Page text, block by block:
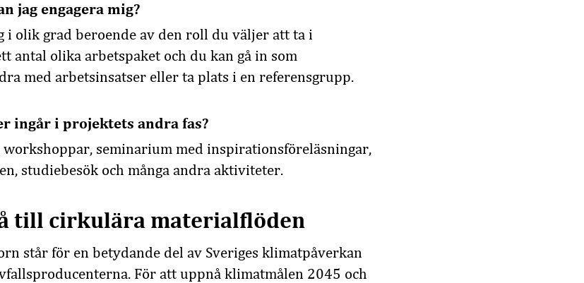
jag engagera mig?
i olik grad beroende av den roll du väljer att ta i
antal olika arbetspaket och du kan gå in som
med arbetsinsatser eller ta plats i en referensgrupp.
ingår i projektets andra fas?
seminarium med inspirationsföreläsningar,
studiebesök och många andra aktiviteter.
till cirkulära materialflöden
står för en betydande del av Sveriges klimatpåverkan
För att uppnå klimatmålen 2045 och